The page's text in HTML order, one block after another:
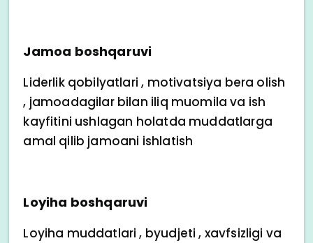
Jamoa boshqaruvi
Liderlik qobilyatlari , motivatsiya bera olish
, jamoadagilar bilan iliq muomila va ish
kayfitini ushlagan holatda muddatlarga
amal qilib jamoani ishlatish
Loyiha boshqaruvi
Loyiha muddatlari , byudjeti , xavfsizligi va